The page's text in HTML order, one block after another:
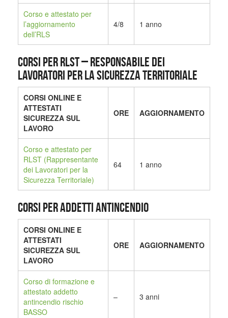
Corso e attestato per
l’aggiornamento
dell’RLS
4/8 1 anno
CORSI PER RLST – Responsabile dei
Lavoratori per la Sicurezza Territoriale
CORSI ONLINE E
ATTESTATI
SICUREZZA SUL
LAVORO
ORE AGGIORNAMENTO
Corso e attestato per
RLST (Rappresentante
dei Lavoratori per la
Sicurezza Territoriale)
64 1 anno
CORSI PER ADDETTI ANTINCENDIO
CORSI ONLINE E
ATTESTATI
SICUREZZA SUL
LAVORO
ORE AGGIORNAMENTO
Corso di formazione e
attestato addetto
antincendio rischio
BASSO
– 3 anni